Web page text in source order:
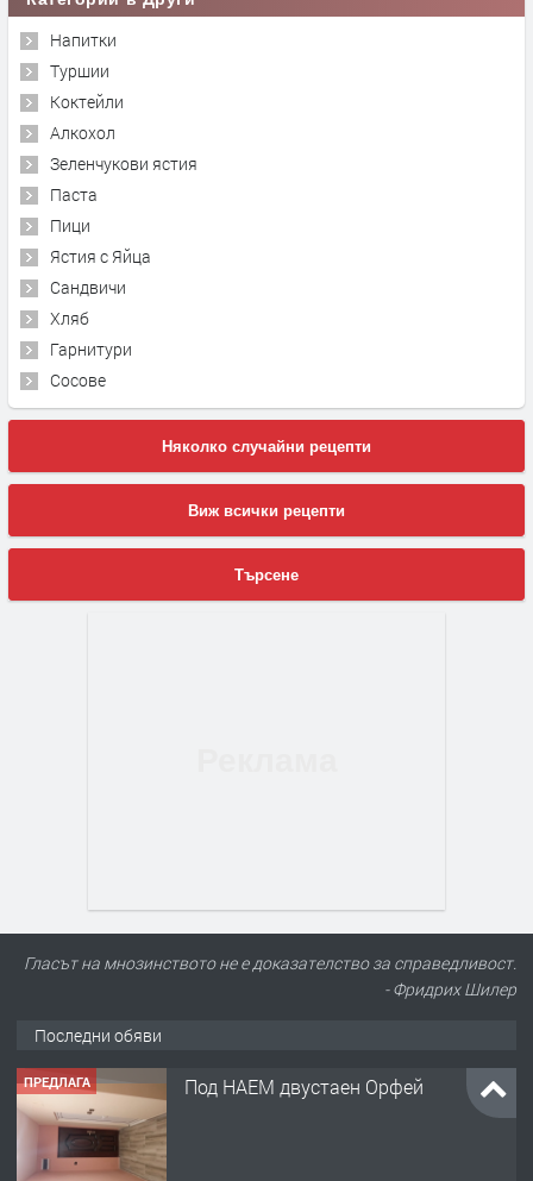
Напитки
Туршии
Коктейли
Алкохол
Зеленчукови ястия
Паста
Пици
Ястия с Яйца
Сандвичи
Хляб
Гарнитури
Сосове
Няколко случайни рецепти
Виж всички рецепти
Търсене
Гласът на мнозинството не е доказателство за справедливост.
- Фридрих Шилер
Последни обяви
ПРЕДЛАГА Под НАЕМ двустаен Орфей